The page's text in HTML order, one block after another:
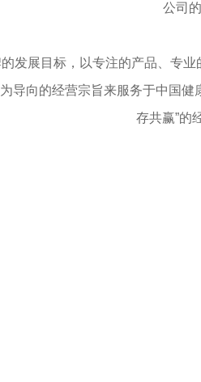
公司
的发展目标，以专注的产品、专
导向的经营宗旨来服务于中国
存共赢”的